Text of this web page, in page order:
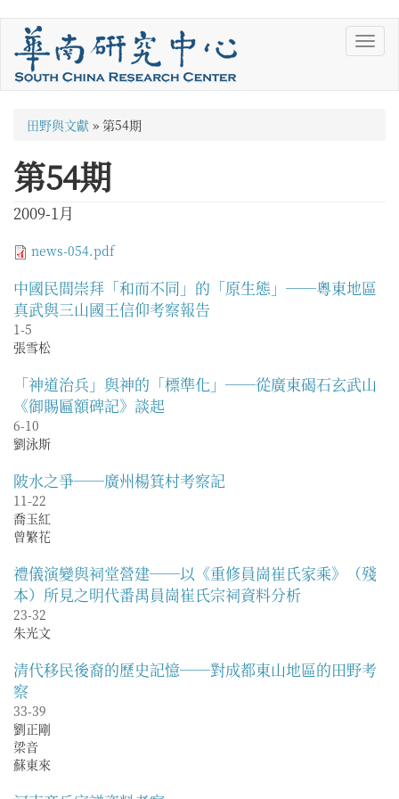
您
在
這
裡
田野與文獻 » 第54期
第54期
2009-1月
news-054.pdf
中國民間崇拜「和而不同」的「原生態」──粵東地區
真武與三山國王信仰考察報告
1-5
張雪松
「神道治兵」與神的「標準化」──從廣東碣石玄武山
《御賜匾額碑記》談起
6-10
劉泳斯
陂水之爭──廣州楊箕村考察記
11-22
喬玉紅
曾繁花
禮儀演變與祠堂營建──以《重修員崗崔氏家乘》（殘
本）所見之明代番禺員崗崔氏宗祠資料分析
23-32
朱光文
清代移民後裔的歷史記憶──對成都東山地區的田野考
察
33-39
劉正剛
梁音
蘇東來